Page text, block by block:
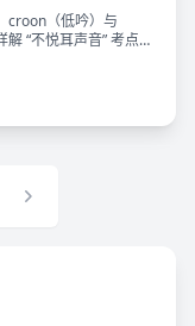
croon（低吟）与
“不悦耳声音” 考点逻
取~